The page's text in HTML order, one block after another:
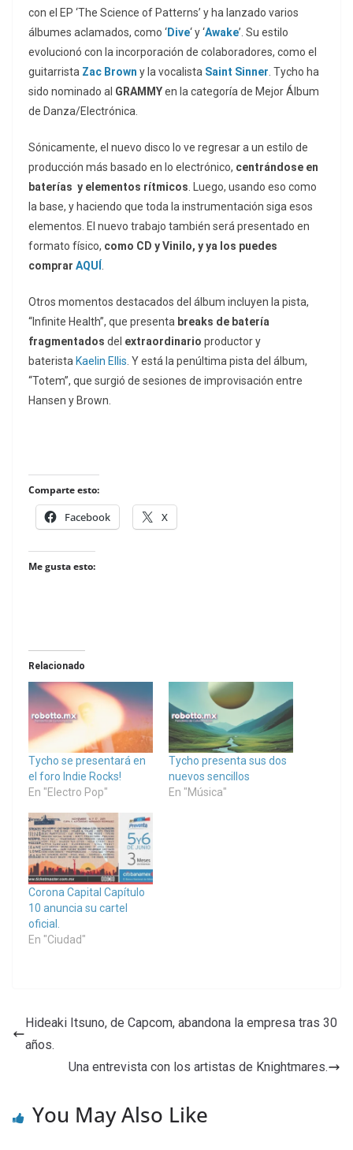
con el EP ‘The Science of Patterns’ y ha lanzado varios
álbumes aclamados, como ‘Dive‘ y ‘Awake’. Su estilo
evolucionó con la incorporación de colaboradores, como el
guitarrista Zac Brown y la vocalista Saint Sinner . Tycho ha
sido nominado al GRAMMYen la categoría de Mejor Álbum
de Danza/Electrónica.
Sónicamente, el nuevo disco lo ve regresar a un estilo de
producción más basado en lo electrónico, centrándose en
baterías y elementos rítmicos . Luego, usando eso como
la base, y haciendo que toda la instrumentación siga esos
elementos. El nuevo trabajo también será presentado en
formato físico, como CD y Vinilo, y ya los puedes
comprar AQUÍ
Otros momentos destacados del álbum incluyen la pista,
“Infinite Health”, que presenta breaks de batería
fragmentados del extraordinario productor y
baterista Kaelin Ellis . Y está la penúltima pista del álbum,
“Totem”, que surgió de sesiones de improvisación entre
Hansen y Brown.
Comparte esto:
Facebook X
Me gusta esto:
Relacionado
Tycho se presentará en
el foro Indie Rocks!
En "Electro Pop"
Tycho presenta sus dos
nuevos sencillos
En "Música"
Corona Capital Capítulo
10 anuncia su cartel
oficial.
En "Ciudad"
Hideaki Itsuno, de Capcom, abandona la empresa tras 30
años.
Una entrevista con los artistas de Knightmares.
You May Also Like